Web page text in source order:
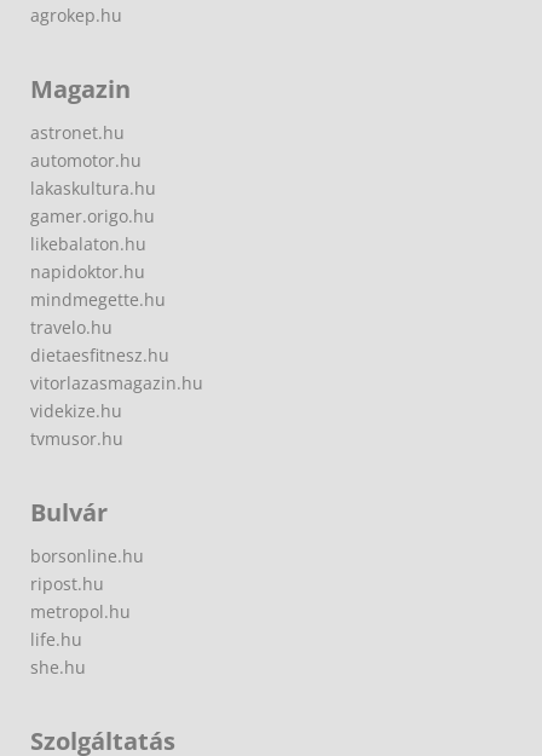
agrokep.hu
Magazin
astronet.hu
automotor.hu
lakaskultura.hu
gamer.origo.hu
likebalaton.hu
napidoktor.hu
mindmegette.hu
travelo.hu
dietaesfitnesz.hu
vitorlazasmagazin.hu
videkize.hu
tvmusor.hu
Bulvár
borsonline.hu
ripost.hu
metropol.hu
life.hu
she.hu
Szolgáltatás